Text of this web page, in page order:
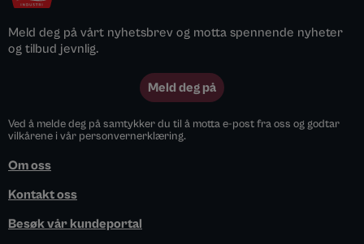
Meld deg på vårt nyhetsbrev og motta spennende nyheter
og tilbud jevnlig.
Meld deg på
Ved å melde deg på samtykker du til å motta e-post fra oss og godtar
vilkårene i vår personvernerklæring.
Om oss
Kontakt oss
Besøk vår kundeportal